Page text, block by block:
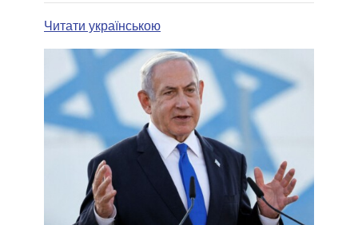
МЭРЫ
ВСЕ ПЕРСОНЫ
СРАВНЕНИЕ ПОЛИТИКОВ
Читати українською